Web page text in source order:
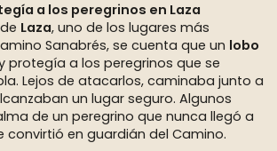
a los peregrinos en Laza
Laza, uno de los lugares más
Sanabrés, se cuenta que un lobo
protegía a los peregrinos que se
Lejos de atacarlos, caminaba junto a
un lugar seguro. Algunos
de un peregrino que nunca llegó a
convirtió en guardián del Camino.